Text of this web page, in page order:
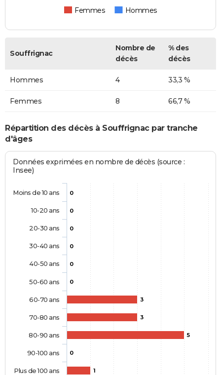
Femmes Hommes
Souffrignac
Nombre de
décès
% des
décès
Hommes 4 33,3 %
Femmes 8 66,7 %
Répartition des décès à Souffrignac par tranche
d'âges
Données exprimées en nombre de décès (source :
Insee)
0
0
0
0
0
0
3
3
5
0
1
Moins de 10 ans
10-20 ans
20-30 ans
30-40 ans
40-50 ans
50-60 ans
60-70 ans
70-80 ans
80-90 ans
90-100 ans
Plus de 100 ans